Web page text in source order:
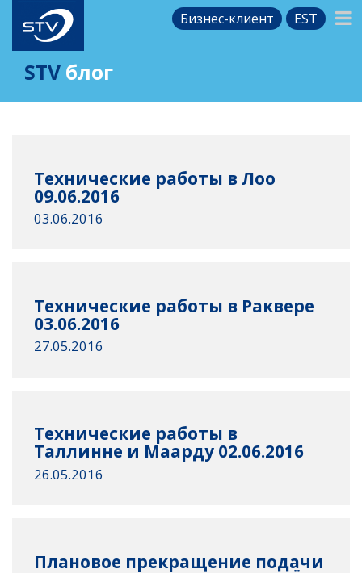
Бизнес-клиент EST
STV блог
Технические работы в Лоо
09.06.2016
03.06.2016
Технические работы в Раквере
03.06.2016
27.05.2016
Технические работы в
Таллинне и Маарду 02.06.2016
26.05.2016
Плановое прекращение подачи